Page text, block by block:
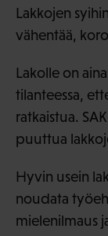
Lakkojen
vähentää,
Lakolle on
tilanteessa,
ratkaistua.
puuttua
Hyvin usein
noudata
mielenilmaus